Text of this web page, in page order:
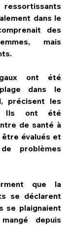
dans le
des
mais
ont été
dans le
précisent les
Ils ont été
de santé à
évalués et
problèmes
que la
se déclarent
se plaignaient
depuis